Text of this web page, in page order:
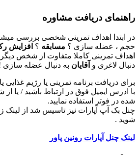
راهنمای دریافت مشاوره
در ابتدا اهداف تمرینی شخصی بررسی
حجم ، عضله سازی ؟ مسابقه ؟ افزایش
اهداف تمرینی کاملا متفاوت از شخص
دنبال لاغری و آقایان به دنبال عضله سازی
برای دریافت برنامه تمرینی یا رژیم
با ادرس ایمیل فوق در ارتباط باشید / یا
شده در فوتر استفاده نمایید.
چنل بک آپ آپارات نیز تاسیس شد از لینک
شوید .
لینک چنل آپارات رونین پاور